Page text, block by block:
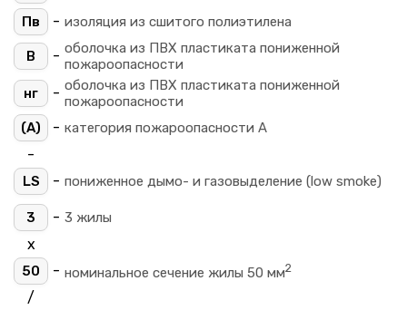
Пв
- изоляция из сшитого полиэтилена
В - оболочка из ПВХ пластиката пониженной
пожароопасности
нг
- оболочка из ПВХ пластиката пониженной
пожароопасности
(A)
- категория пожароопасности A
-
LS - пониженное дымо- и газовыделение (low smoke)
3 - 3 жилы
х
50 - номинальное сечение жилы 50 мм2
/